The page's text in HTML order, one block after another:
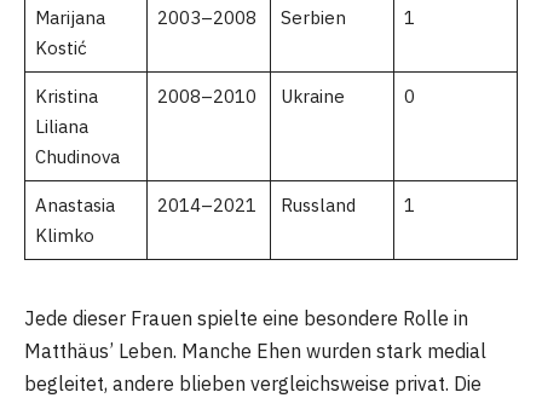
Marijana
Kostić
2003–2008 Serbien 1
Kristina
Liliana
Chudinova
2008–2010 Ukraine 0
Anastasia
Klimko
2014–2021 Russland 1
Jede dieser Frauen spielte eine besondere Rolle in
Matthäus’ Leben. Manche Ehen wurden stark medial
begleitet, andere blieben vergleichsweise privat. Die